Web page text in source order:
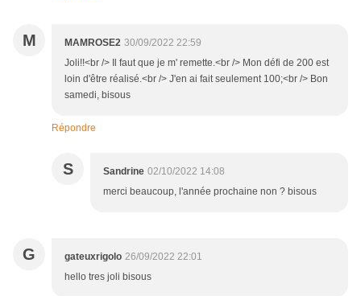
M MAMROSE2 30/09/2022 22:59
Joli!!<br /> Il faut que je m' remette.<br /> Mon défi de 200 est
loin d'être réalisé.<br /> J'en ai fait seulement 100;<br /> Bon
samedi, bisous
Répondre
S Sandrine 02/10/2022 14:08
merci beaucoup, l'année prochaine non ? bisous
G gateuxrigolo 26/09/2022 22:01
hello tres joli bisous